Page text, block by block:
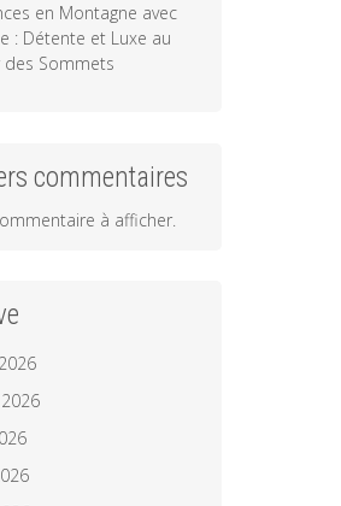
en Montagne avec
: Détente et Luxe au
Sommets
commentaires
à afficher.